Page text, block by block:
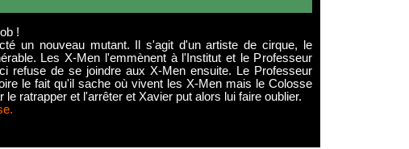
!
un nouveau mutant. Il s'agit d'un artiste de cirque, le
Les X-Men l'emmènent à l'Institut et le Professeur
refuse de se joindre aux X-Men ensuite. Le Professeur
le fait qu'il sache où vivent les X-Men mais le Colosse
ratrapper et l'arrêter et Xavier put alors lui faire oublier.